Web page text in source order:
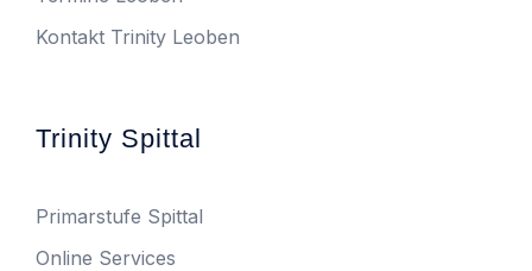
Kontakt Trinity Leoben
Trinity Spittal
Primarstufe Spittal
Online Services